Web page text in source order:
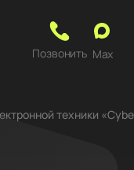
Позвонить Max
техники